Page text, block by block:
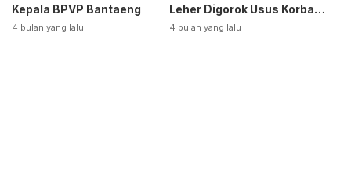
Kepala BPVP Bantaeng
4 bulan yang lalu
Leher Digorok Usus Korban
Dikeluarkan
4 bulan yang lalu